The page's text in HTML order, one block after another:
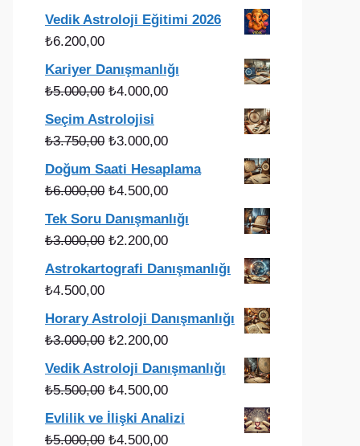
fiyat:
andaki
₺49.900,00.
Vedik Astroloji Eğitimi 2026
₺6.200,00
Kariyer Danışmanlığı
₺5.000,00 Orijinal
fiyat:
₺5.000,00.
₺4.000,00Şu
fiyat:
Seçim Astrolojisi
₺3.750,00 Orijinal
fiyat:
₺3.750,00.
₺3.000,00Şu
andaki
fiyat:
Doğum Saati Hesaplama
₺6.000,00 Orijinal
fiyat:
₺6.000,00.
₺4.500,00Şu
andaki
fiyat:
Tek Soru Danışmanlığı
₺3.000,00 Orijinal
fiyat:
₺2.200,00Şu
Astrokartografi Danışmanlığı
₺4.500,00
Horary Astroloji Danışmanlığı
₺3.000,00 Orijinal
fiyat:
₺3.000,00.
₺2.200,00Şu
fiyat:
Vedik Astroloji Danışmanlığı
₺5.500,00 Orijinal
fiyat:
₺5.500,00.
₺4.500,00Şu
andaki
fiyat:
Evlilik ve İlişki Analizi
₺5.000,00 Orijinal
₺4.500,00Şu